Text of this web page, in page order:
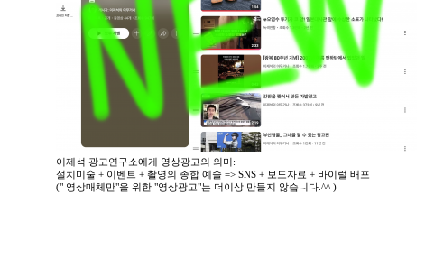
이제석 광고연구소에게 영상광고의 의미:
설치미술 + 이벤트 + 촬영의 종합 예술 => SNS + 보도자료 + 바이럴 배포
(" 영상매체만"을 위한 "영상광고"는 더이상 만들지 않습니다.^^ )